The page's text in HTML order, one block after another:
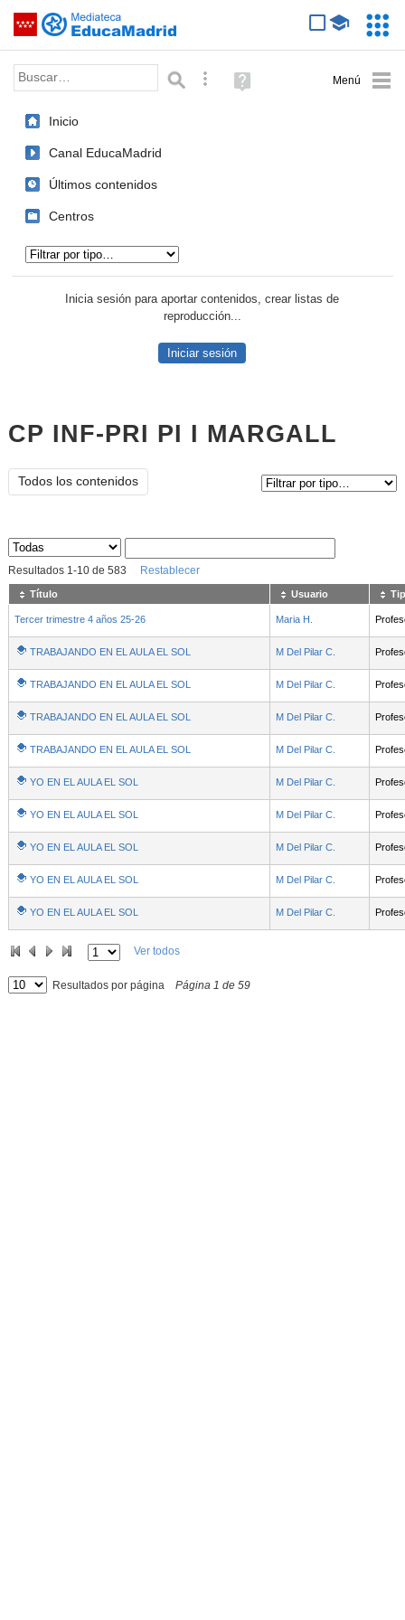
Saltar navegación
Palabra o frase: Búsqueda avanzada
Ayuda
(en
Inicio
Canal EducaMadrid
Últimos contenidos
Centros
Inicia sesión para aportar contenidos, crear listas de
reproducción...
Iniciar sesión
CP INF-PRI PI I MARGALL
Todos los contenidos
Sus archivos
Resultados 1 -10de 583 Restablecer
Título Usuario
Tercer trimestre 4 años 25-26 Maria H.
TRABAJANDO EN EL AULA EL SOL M Del Pilar C.
TRABAJANDO EN EL AULA EL SOL M Del Pilar C.
TRABAJANDO EN EL AULA EL SOL M Del Pilar C.
TRABAJANDO EN EL AULA EL SOL M Del Pilar C.
YO EN EL AULA EL SOL M Del Pilar C.
YO EN EL AULA EL SOL M Del Pilar C.
YO EN EL AULA EL SOL M Del Pilar C.
YO EN EL AULA EL SOL M Del Pilar C.
YO EN EL AULA EL SOL M Del Pilar C.
Ver todos
Resultados por página Página 1 de 59